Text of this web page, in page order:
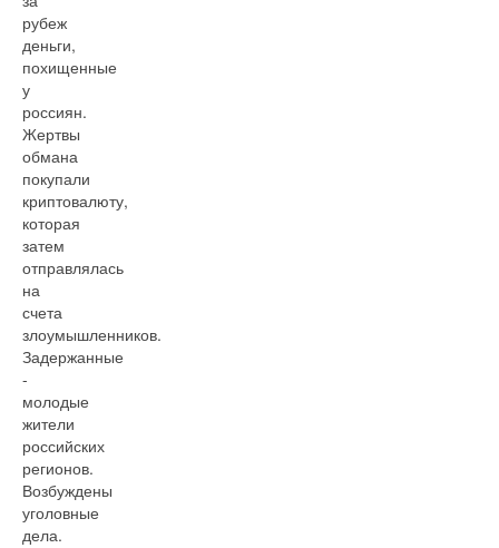
рубеж
деньги,
похищенные
у
россиян.
Жертвы
обмана
покупали
криптовалюту,
которая
затем
отправлялась
на
счета
злоумышленников.
Задержанные
-
молодые
жители
российских
регионов.
Возбуждены
уголовные
дела.